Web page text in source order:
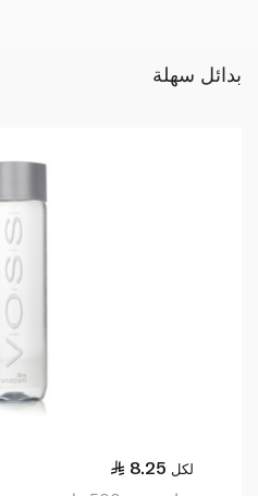
بدائل سهلة
8.25 لكل